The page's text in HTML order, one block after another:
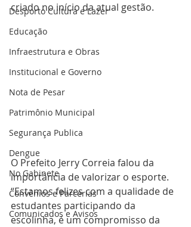
Desporto Cultura e Lazer
Educação
Infraestrutura e Obras
Institucional e Governo
Nota de Pesar
Patrimônio Municipal
Segurança Publica
Dengue
No Gabinete
Convênios e Parcerias
Comunicados e Avisos
criado no início da atual gestão.
O Prefeito Jerry Correia falou da
importância de valorizar o esporte.
“Estamos felizes com a qualidade de
estudantes participando da
escolinha, é um compromisso da